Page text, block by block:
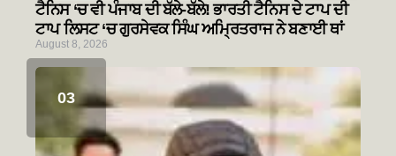
ਟੈਨਿਸ ‘ਚ ਵੀ ਪੰਜਾਬ ਦੀ ਬੱਲੇ-ਬੱਲੇ! ਭਾਰਤੀ ਟੈਨਿਸ ਦੇ ਟਾਪ ਦੀ
ਟਾਪ ਲਿਸਟ ‘ਚ ਗੁਰਸੇਵਕ ਸਿੰਘ ਅਮ੍ਰਿਤਰਾਜ ਨੇ ਬਣਾਈ ਥਾਂ
August 8, 2026